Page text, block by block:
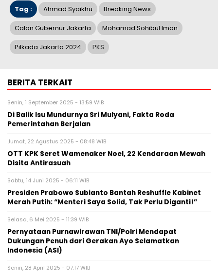
Tag : Ahmad Syaikhu Breaking News
Calon Gubernur Jakarta Mohamad Sohibul Iman
Pilkada Jakarta 2024 PKS
BERITA TERKAIT
Senin, 1 September 2025 - 13:59 WIB
Di Balik Isu Mundurnya Sri Mulyani, Fakta Roda
Pemerintahan Berjalan
Jumat, 22 Agustus 2025 - 08:48 WIB
OTT KPK Seret Wamenaker Noel, 22 Kendaraan Mewah
Disita Antirasuah
Sabtu, 14 Juni 2025 - 06:11 WIB
Presiden Prabowo Subianto Bantah Reshuffle Kabinet
Merah Putih: “Menteri Saya Solid, Tak Perlu Diganti!”
Selasa, 6 Mei 2025 - 11:39 WIB
Pernyataan Purnawirawan TNI/Polri Mendapat
Dukungan Penuh dari Gerakan Ayo Selamatkan
Indonesia (ASI)
Senin, 28 April 2025 - 07:17 WIB